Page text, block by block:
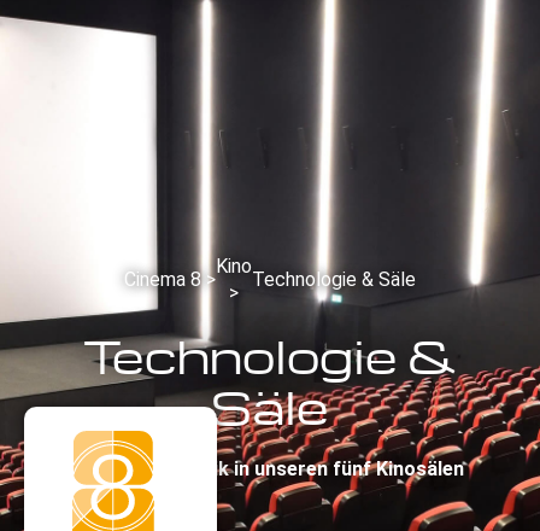
Cinema 8 >
Kino
>
Technologie & Säle
Technologie &
Säle
Neueste Technik in unseren fünf Kinosälen